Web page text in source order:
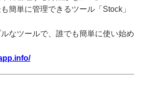
簡単に管理できるツール「Stock」
なツールで、誰でも簡単に使い始め